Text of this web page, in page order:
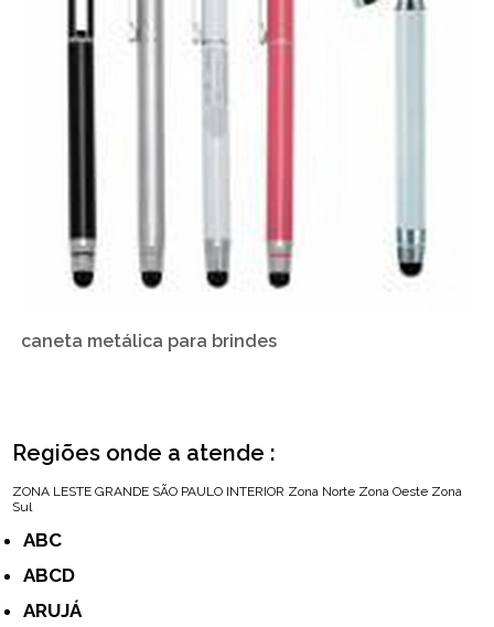
caneta metálica para brindes
Regiões onde a atende :
ZONA LESTE GRANDE SÃO PAULO INTERIOR Zona Norte Zona Oeste Zona
Sul
ABC
ABCD
ARUJÁ